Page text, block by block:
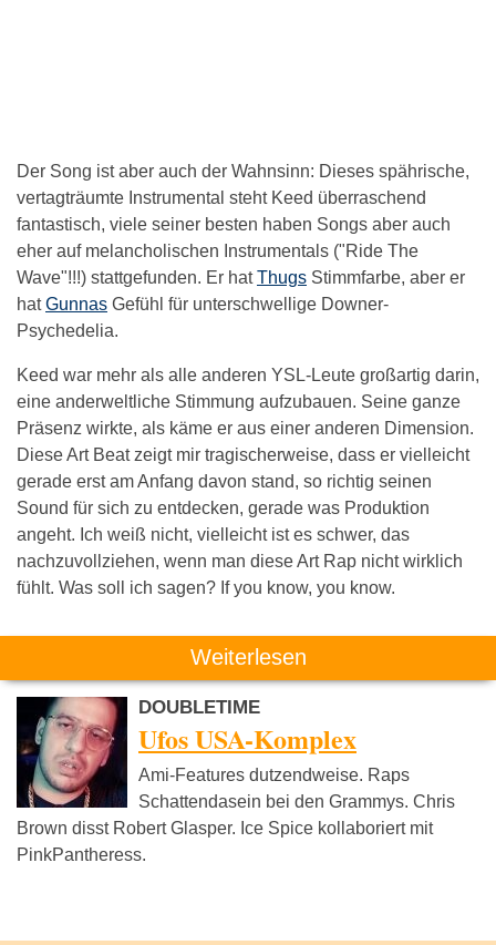
Der Song ist aber auch der Wahnsinn: Dieses spährische,
vertagträumte Instrumental steht Keed überraschend
fantastisch, viele seiner besten haben Songs aber auch
eher auf melancholischen Instrumentals ("Ride The
Wave"!!!) stattgefunden. Er hatThugs Stimmfarbe, aber er
hatGunnas Gefühl für unterschwellige Downer-
Psychedelia.
Keed war mehr als alle anderen YSL-Leute großartig darin,
eine anderweltliche Stimmung aufzubauen. Seine ganze
Präsenz wirkte, als käme er aus einer anderen Dimension.
Diese Art Beat zeigt mir tragischerweise, dass er vielleicht
gerade erst am Anfang davon stand, so richtig seinen
Sound für sich zu entdecken, gerade was Produktion
angeht. Ich weiß nicht, vielleicht ist es schwer, das
nachzuvollziehen, wenn man diese Art Rap nicht wirklich
fühlt. Was soll ich sagen? If you know, you know.
Weiterlesen
DOUBLETIME
Ufos USA-Komplex
Ami-Features dutzendweise. Raps
Schattendasein bei den Grammys. Chris
Brown disst Robert Glasper. Ice Spice kollaboriert mit
PinkPantheress.